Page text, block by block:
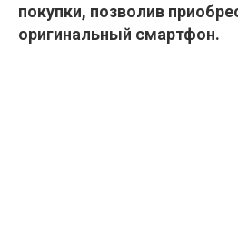
покупки, позволив
оригинальный смартфон.